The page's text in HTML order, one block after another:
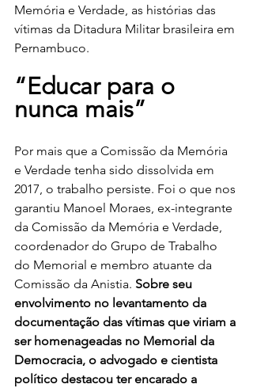
Memória e Verdade, as histórias das
vítimas da Ditadura Militar brasileira em
Pernambuco.
“Educar para o
nunca mais”
Por mais que a Comissão da Memória
e Verdade tenha sido dissolvida em
2017, o trabalho persiste. Foi o que nos
garantiu Manoel Moraes, ex-integrante
da Comissão da Memória e Verdade,
coordenador do Grupo de Trabalho
do Memorial e membro atuante da
Comissão da Anistia. Sobre seu
envolvimento no levantamento da
documentação das vítimas que viriam a
ser homenageadas no Memorial da
Democracia, o advogado e cientista
político destacou ter encarado a